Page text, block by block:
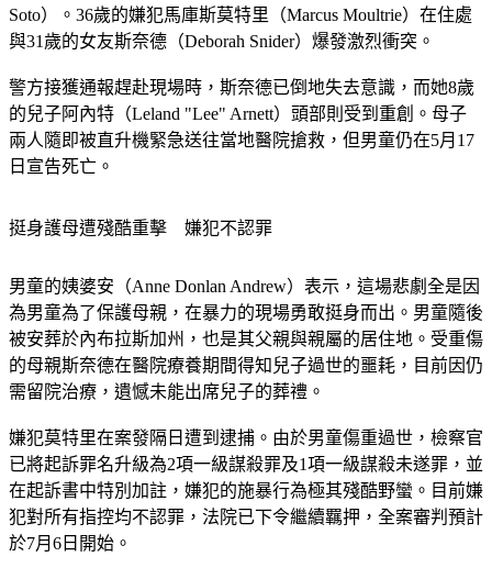
Soto）。36歲的嫌犯馬庫斯莫特里（Marcus Moultrie）在住處
與31歲的女友斯奈德（Deborah Snider）爆發激烈衝突。
警方接獲通報趕赴現場時，斯奈德已倒地失去意識，而她8歲
的兒子阿內特（Leland "Lee" Arnett）頭部則受到重創。母子
兩人隨即被直升機緊急送往當地醫院搶救，但男童仍在5月17
日宣告死亡。
挺身護母遭殘酷重擊　嫌犯不認罪
男童的姨婆安（Anne Donlan Andrew）表示，這場悲劇全是因
為男童為了保護母親，在暴力的現場勇敢挺身而出。男童隨後
被安葬於內布拉斯加州，也是其父親與親屬的居住地。受重傷
的母親斯奈德在醫院療養期間得知兒子過世的噩耗，目前因仍
需留院治療，遺憾未能出席兒子的葬禮。
嫌犯莫特里在案發隔日遭到逮捕。由於男童傷重過世，檢察官
已將起訴罪名升級為2項一級謀殺罪及1項一級謀殺未遂罪，並
在起訴書中特別加註，嫌犯的施暴行為極其殘酷野蠻。目前嫌
犯對所有指控均不認罪，法院已下令繼續羈押，全案審判預計
於7月6日開始。